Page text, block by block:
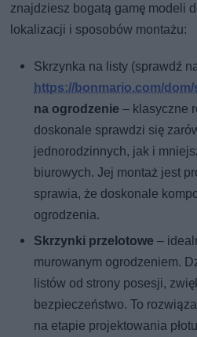
znajdziesz bogatą gamę modeli
lokalizacji i sposobów montażu:
Skrzynka na listy (sprawdź
https://bonmario.com/
na ogrodzenie – klasyczne
doskonale sprawdzi się
jednorodzinnych, jak i
biurowych. Jej montaż jest
sprawia, że doskonale
ogrodzenia.
Skrzynki przelotowe –
murowanym ogrodzeniem.
listów od strony posesji,
bezpieczeństwo. To
na etapie projektowania